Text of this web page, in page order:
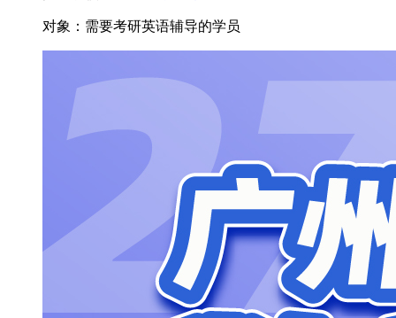
对象： 需要考研英语辅导的学员